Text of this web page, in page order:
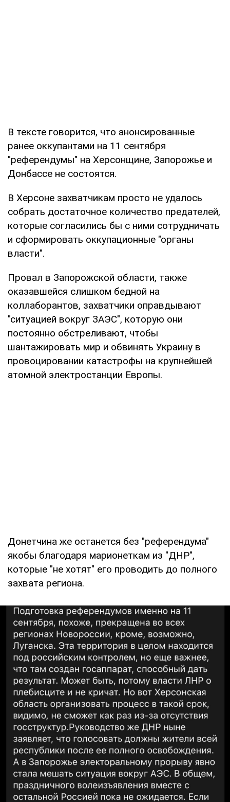
В тексте говорится, что анонсированные
ранее оккупантами на 11 сентября
"референдумы" на Херсонщине, Запорожье и
Донбассе не состоятся.
В Херсоне захватчикам просто не удалось
собрать достаточное количество предателей,
которые согласились бы с ними сотрудничать
и сформировать оккупационные "органы
власти".
Провал в Запорожской области, также
оказавшейся слишком бедной на
коллаборантов, захватчики оправдывают
"ситуацией вокруг ЗАЭС", которую они
постоянно обстреливают, чтобы
шантажировать мир и обвинять Украину в
провоцировании катастрофы на крупнейшей
атомной электростанции Европы.
Донетчина же останется без "референдума"
якобы благодаря марионеткам из "ДНР",
которые "не хотят" его проводить до полного
захвата региона.